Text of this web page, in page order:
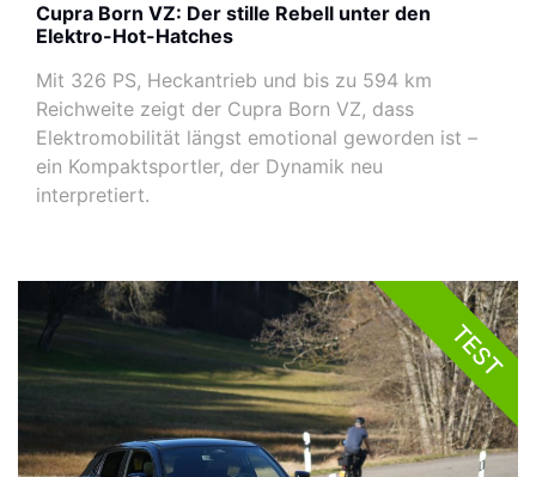
Cupra Born VZ: Der stille Rebell unter den
Elektro-Hot-Hatches
Mit 326 PS, Heckantrieb und bis zu 594 km
Reichweite zeigt der Cupra Born VZ, dass
Elektromobilität längst emotional geworden ist –
ein Kompaktsportler, der Dynamik neu
interpretiert.
TEST